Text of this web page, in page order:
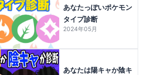
あなたっぽいポケモン
タイプ診断
2024年05月
あなたは陽キャか陰キ